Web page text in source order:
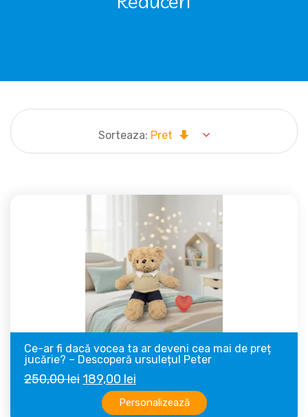
Sorteaza: Pret
Ce-ar fi dacă vocea ta ar deveni cea mai de preț
jucărie? – Descoperă ursulețul Peter
250,00lei Prețul
inițial
189,00 lei
curent
Personalizează